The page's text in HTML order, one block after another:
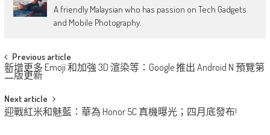
A friendly Malaysian who has passion on Tech Gadgets
and Mobile Photography.
Post
navigation
Previous article
新增更多 Emoji 和加強 3D 渲染等：Google 推出 Android N 預覽第
二版更新
Next article
迎戰紅米和魅藍：華為 Honor 5C 真機曝光；四月底發布!